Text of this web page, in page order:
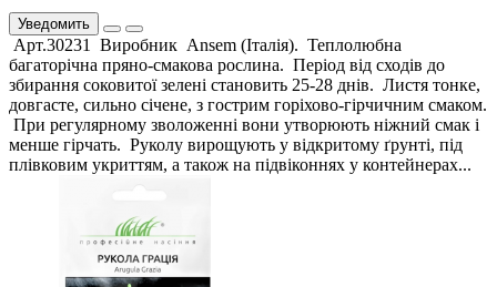
Уведомить
Арт.30231 Виробник Ansem (Італія). Теплолюбна
багаторічна пряно-смакова рослина. Період від сходів до
збирання соковитої зелені становить 25-28 днів. Листя тонке,
довгасте, сильно січене, з гострим горіхово-гірчичним смаком.
При регулярному зволоженні вони утворюють ніжний смак і
менше гірчать. Руколу вирощують у відкритому ґрунті, під
плівковим укриттям, а також на підвіконнях у контейнерах...